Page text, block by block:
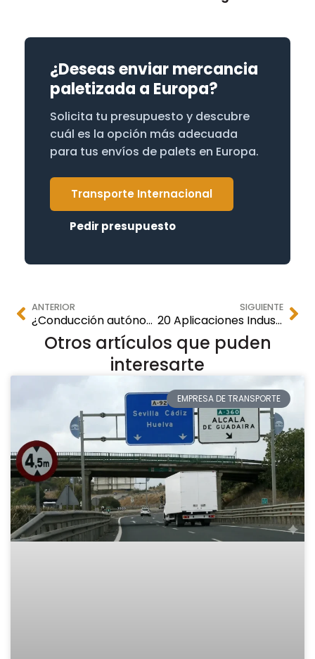
¿Deseas enviar mercancia
paletizada a Europa?
Solicita tu presupuesto y descubre
cuál es la opción más adecuada
para tus envíos de palets en Europa.
Transporte Internacional
Pedir presupuesto
ANTERIOR
¿Conducción autónoma en el transporte de mercancías?
SIGUIENTE
20 Aplicaciones Industriales del Caucho Reciclado de Neumáticos
Otros artículos que puden
interesarte
EMPRESA DE TRANSPORTE